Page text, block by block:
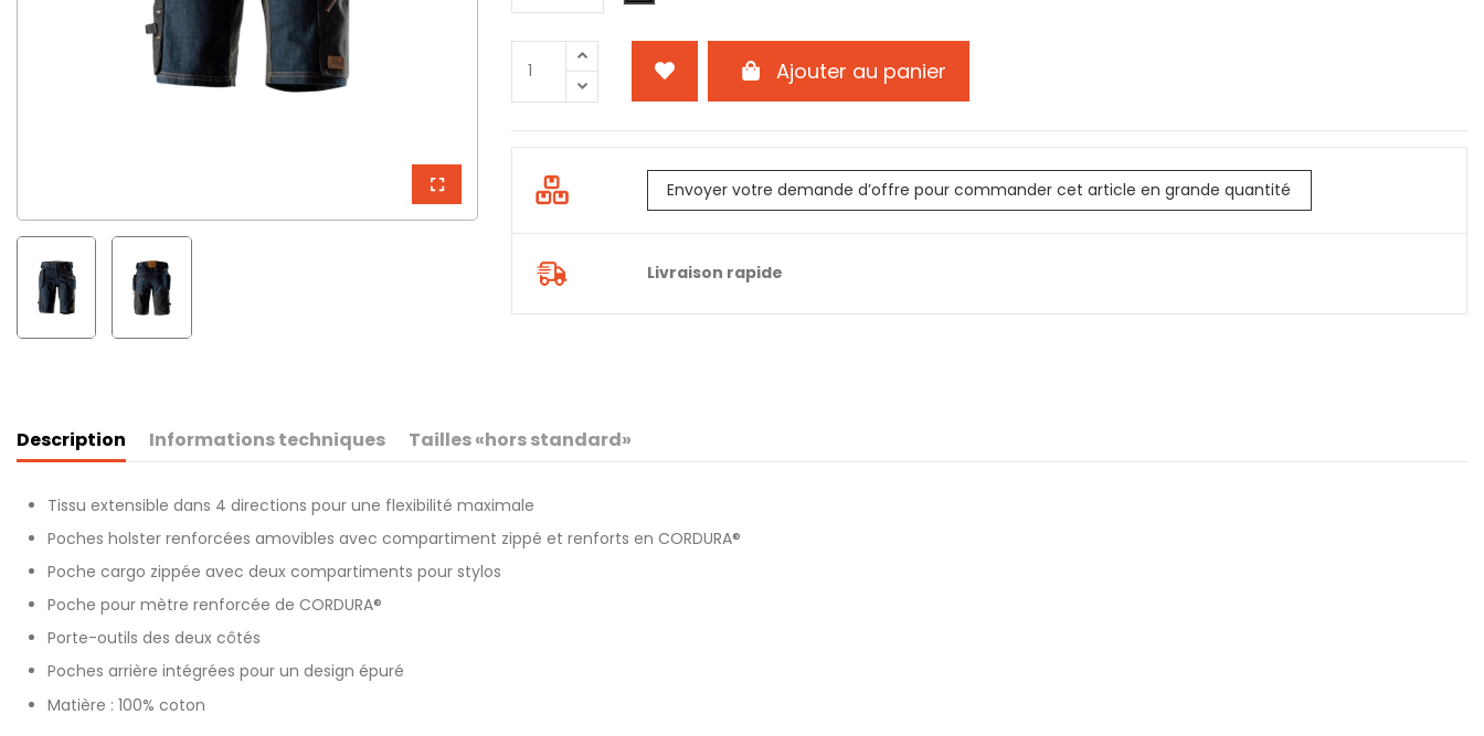
Ajouter au panier
Envoyer votre demande d’offre pour commander cet article en grande quantité
Livraison rapide
Description Informations techniques Tailles «hors standard»
Tissu extensible dans 4 directions pour une flexibilité maximale
Poches holster renforcées amovibles avec compartiment zippé et renforts en CORDURA®
Poche cargo zippée avec deux compartiments pour stylos
Poche pour mètre renforcée de CORDURA®
Porte-outils des deux côtés
Poches arrière intégrées pour un design épuré
Matière : 100% coton